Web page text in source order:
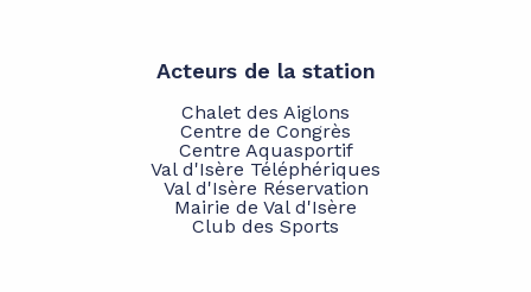
Acteurs de la station
Chalet des Aiglons
Centre de Congrès
Centre Aquasportif
Val d'Isère Téléphériques
Val d'Isère Réservation
Mairie de Val d'Isère
Club des Sports